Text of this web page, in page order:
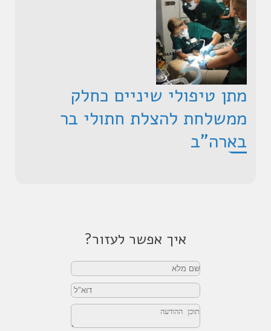
מתן טיפולי שיניים כחלק
ממשלחת להצלת חתולי בר
בארה"ב
איך אפשר לעזור?